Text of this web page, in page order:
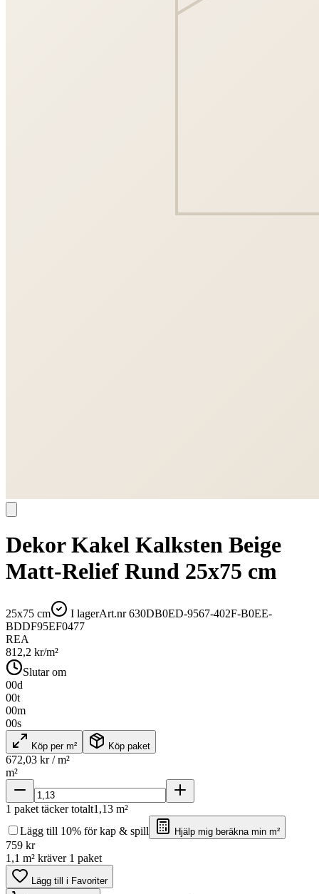
Dekor Kakel Kalksten Beige
Matt-Relief Rund 25x75 cm
25x75 cm I lagerArt.nr630DB0ED-9567-402F-B0EE-
BDDF95EF0477
REA
812,2 kr/m²
Slutar om
00d
00t
00m
00s
Köp per m² Köp paket
672,03 kr / m²
m²
1 paket täcker totalt1,13 m²
Lägg till 10% för kap & spill
Hjälp mig beräkna min m²
759 kr
1,1 m² kräver 1 paket
Lägg till i Favoriter